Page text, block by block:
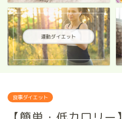
運動ダイエット
食事ダイエット